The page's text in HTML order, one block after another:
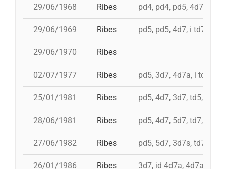
29/06/1968 Ribes pd4, pd4, pd5, 4d7, i 3d7
29/06/1969 Ribes pd5, pd5, 4d7, i td7
29/06/1970 Ribes
02/07/1977 Ribes pd5, 3d7, 4d7a, i td7
25/01/1981 Ribes pd5, 4d7, 3d7, td5, 5d6,
28/06/1981 Ribes pd5, 4d7, 5d7, td7, id
27/06/1982 Ribes pd5, 5d7, 3d7s, td7
26/01/1986 Ribes 3d7, id 4d7a, 4d7a, 5d7,